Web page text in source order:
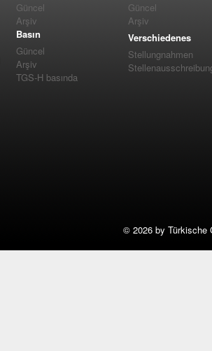
Güncel
Arşiv
Basın
Güncel
Arşiv
TGS-H basında
Güncel
Arşiv
Verschiedenes
Stellungnahmen
© 2026 by Türkische